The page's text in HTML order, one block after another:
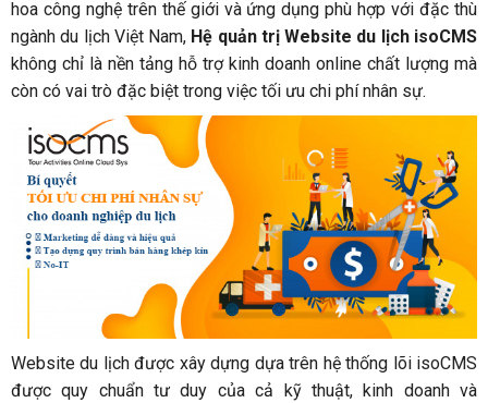
hoa công nghệ trên thế giới và ứng dụng phù hợp với đặc thù
ngành du lịch Việt Nam, Hệ quản trị Website du lịch isoCMS
không chỉ là nền tảng hỗ trợ kinh doanh online chất lượng mà
còn có vai trò đặc biệt trong việc tối ưu chi phí nhân sự.
Website du lịch được xây dựng dựa trên hệ thống lõi isoCMS
được quy chuẩn tư duy của cả kỹ thuật, kinh doanh và